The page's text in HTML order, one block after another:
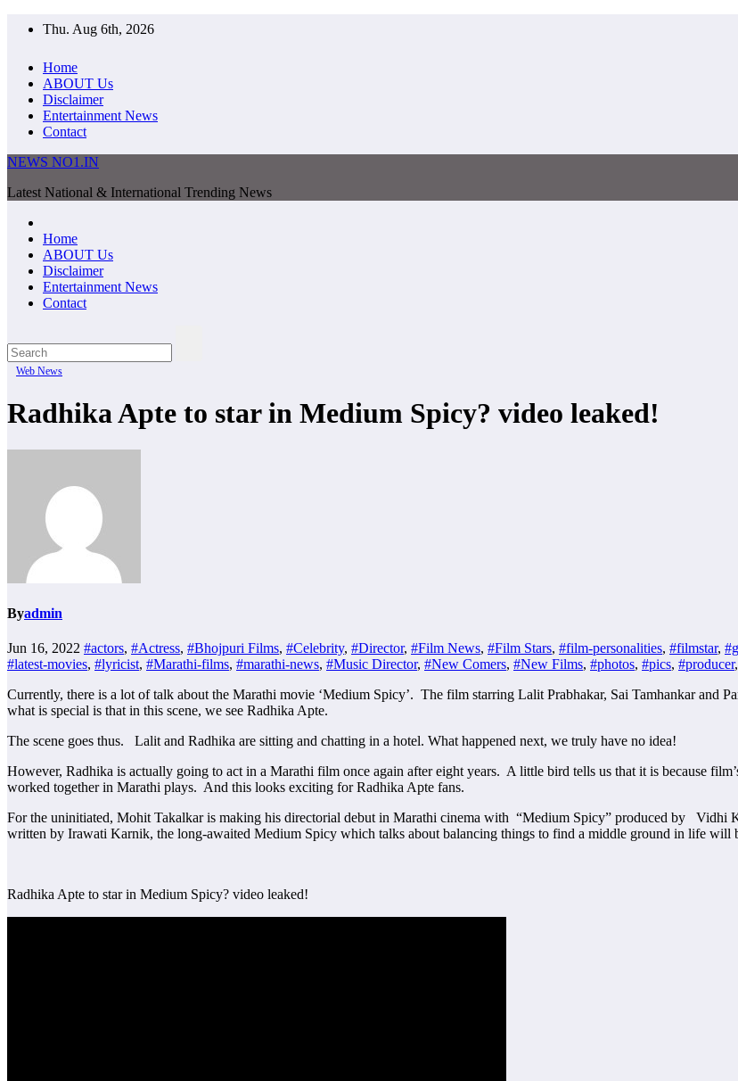
Thu. Aug 6th, 2026
Home
ABOUT Us
Disclaimer
Entertainment News
Contact
NEWS NO1.IN
Latest National & International Trending News
Home
ABOUT Us
Disclaimer
Entertainment News
Contact
Web News
Radhika Apte to star in Medium Spicy? video leaked!
Byadmin
Jun 16, 2022 #actors, #Actress, #Bhojpuri Films, #Celebrity, #Director, #Film News, #Film Stars, #film-personalities, #filmstar,
#latest-movies, #lyricist, #Marathi-films, #marathi-news, #Music Director, #New Comers, #New Films, #photos, #pics, #producer,
Currently, there is a lot of talk about the Marathi movie ‘Medium Spicy’. The film starring Lalit Prabhakar, Sai Tamhankar and
what is special is that in this scene, we see Radhika Apte.
The scene goes thus. Lalit and Radhika are sitting and chatting in a hotel. What happened next, we truly have no idea!
However, Radhika is actually going to act in a Marathi film once again after eight years. A little bird tells us that it is because
worked together in Marathi plays. And this looks exciting for Radhika Apte fans.
For the uninitiated, Mohit Takalkar is making his directorial debut in Marathi cinema with “Medium Spicy” produced by Vidhi
written by Irawati Karnik, the long-awaited Medium Spicy which talks about balancing things to find a middle ground in life will
Radhika Apte to star in Medium Spicy? video leaked!